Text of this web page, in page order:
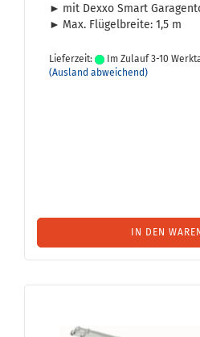
► mit Dexxo Smart
► Max. Flü­gel­brei­te: 1,5 m
Lieferzeit:
Im Zulauf 3-10
(Ausland abweichend)
IN DEN